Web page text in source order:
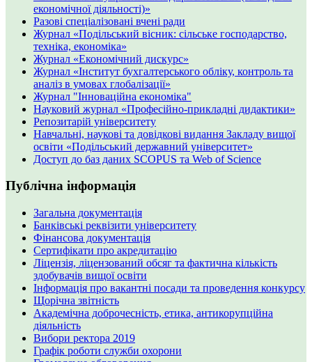
економічної діяльності)»
Разові спеціалізовані вчені ради
Журнал «Подільський вісник: сільське господарство,
техніка, економіка»
Журнал «Економічний дискурс»
Журнал «Інститут бухгалтерського обліку, контроль та
аналіз в умовах глобалізації»
Журнал "Інноваційна економіка"
Науковий журнал «Професійно-прикладні дидактики»
Репозитарій університету
Навчальні, наукові та довідкові видання Закладу вищої
освіти «Подільський державний університет»
Доступ до баз даних SCOPUS та Web of Science
Публічна інформація
Загальна документація
Банківські реквізити університету
Фінансова документація
Сертифікати про акредитацію
Ліцензія, ліцензований обсяг та фактична кількість
здобувачів вищої освіти
Інформація про вакантні посади та проведення конкурсу
Щорічна звітність
Академічна доброчесність, етика, антикорупційна
діяльність
Вибори ректора 2019
Графік роботи служби охорони